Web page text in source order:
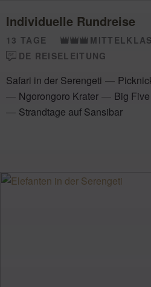
Individuelle Rundreise
13 TAGE
DE REISELEITUNG
Safari in der Serengeti
Ngorongoro Krater
Big
Strandtage auf Sansibar